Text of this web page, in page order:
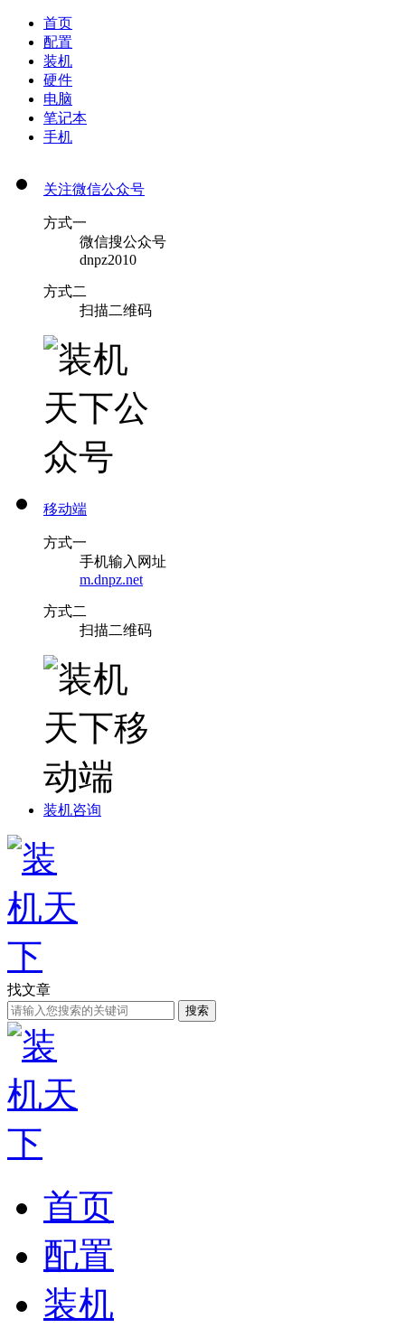
首页
配置
装机
硬件
电脑
笔记本
手机
关注微信公众号
方式一
微信搜公众号
dnpz2010
方式二
扫描二维码
移动端
方式一
手机输入网址
m.dnpz.net
方式二
扫描二维码
装机咨询
找文章
搜索
首页
配置
装机